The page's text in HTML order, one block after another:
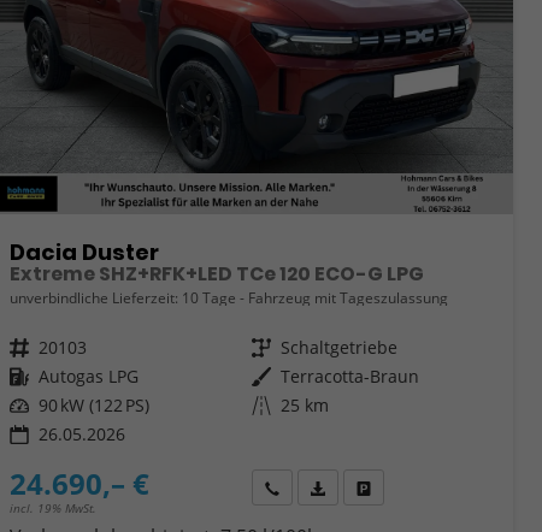
Dacia Duster
Extreme SHZ+RFK+LED TCe 120 ECO-G LPG
unverbindliche Lieferzeit: 10 Tage Fahrzeug mit Tageszulassung
Fahrzeugnr. 20103 Getriebe Schaltgetriebe
Kraftstoff Autogas LPG Außenfarbe Terracotta-Braun
Leistung 90 kW (122 PS) Kilometerstand 25 km
26.05.2026
24.690,– €
incl. 19% MwSt.
Wir rufen Sie an
Fahrzeugexposé (PDF)
Fahrzeug parken